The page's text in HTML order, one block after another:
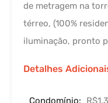
de metragem na
térreo, (100%
iluminação, pronto
Detalhes
Condomínio: